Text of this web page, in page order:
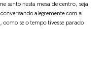
sento nesta mesa de centro, seja
alegremente com a
se o tempo tivesse parado